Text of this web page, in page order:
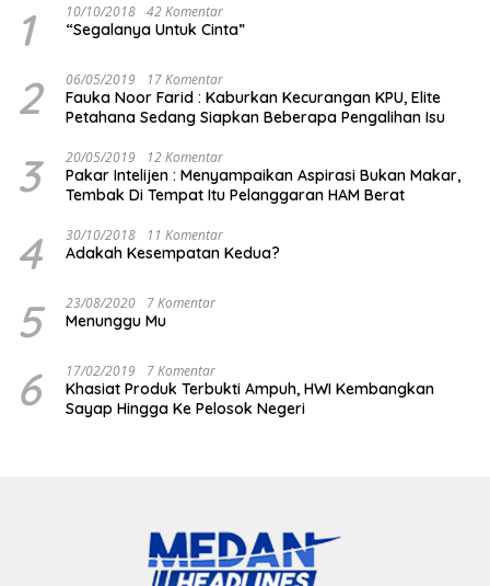
1 10/10/2018 42 Komentar
“Segalanya Untuk Cinta”
2 06/05/2019 17 Komentar
Fauka Noor Farid : Kaburkan Kecurangan KPU, Elite
Petahana Sedang Siapkan Beberapa Pengalihan Isu
3 20/05/2019 12 Komentar
Pakar Intelijen : Menyampaikan Aspirasi Bukan Makar,
Tembak Di Tempat Itu Pelanggaran HAM Berat
4 30/10/2018 11 Komentar
Adakah Kesempatan Kedua?
5 23/08/2020 7 Komentar
Menunggu Mu
6 17/02/2019 7 Komentar
Khasiat Produk Terbukti Ampuh, HWI Kembangkan
Sayap Hingga Ke Pelosok Negeri